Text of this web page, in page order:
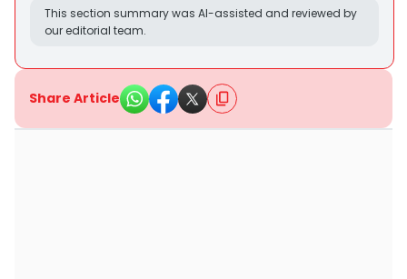
This section summary was AI-assisted and reviewed by
our editorial team.
Share Article